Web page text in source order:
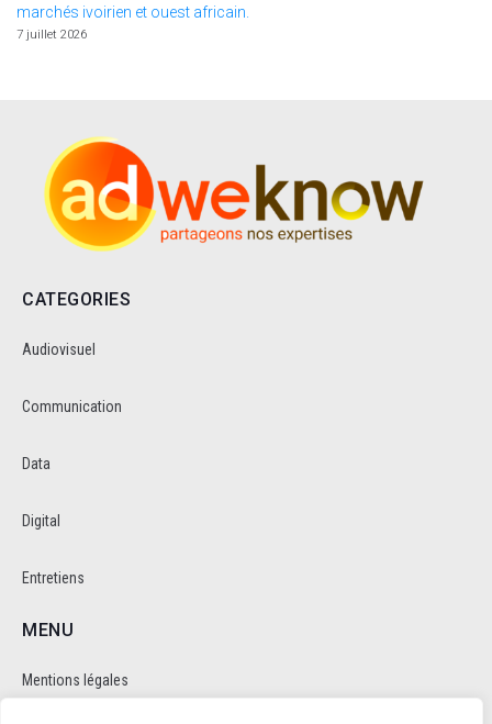
marchés ivoirien et ouest africain.
7 juillet 2026
CATEGORIES
Audiovisuel
Communication
Data
Digital
Entretiens
MENU
Mentions légales